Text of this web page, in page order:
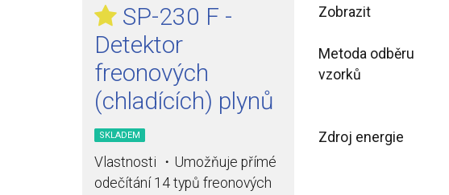
Zobrazit
Metoda odběru
vzorků
Zdroj energie
SP-230 F -
Detektor
freonových
(chladících) plynů
SKLADEM
Vlastnosti ・Umožňuje přímé
odečítání 14 typů freonových